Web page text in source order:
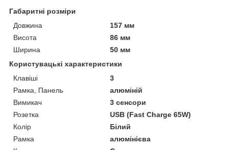
Габаритні розміри
Довжина
157 мм
Висота
86 мм
Ширина
50 мм
Користувацькі характеристики
Клавіші
3
Рамка, Панель
алюміній
Вимикач
3 сенсори
Розетка
USB (Fast Charge 65W)
Колір
Білий
Рамка
алюмінієва